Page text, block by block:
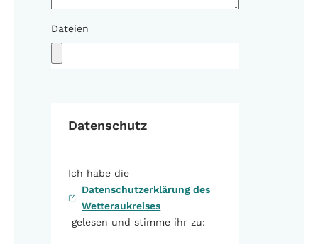
Dateien
Datenschutz
Ich habe die
Datenschutzerklärung des
Wetteraukreises
gelesen und stimme ihr zu: